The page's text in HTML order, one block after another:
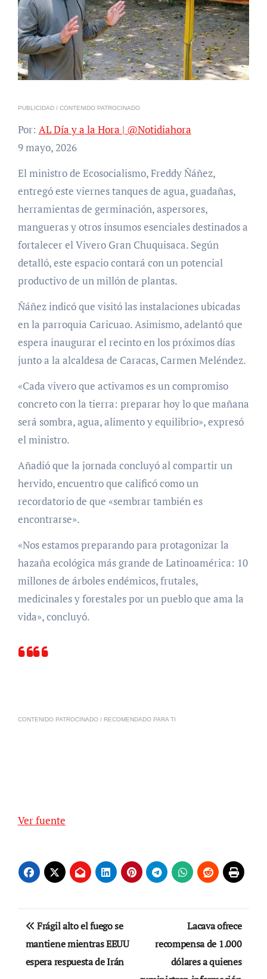
PUBLICIDAD / CONTENIDO PATROCINADO
Por: AL Día y a la Hora | @Notidiahora
9 mayo, 2026
El ministro de Ecosocialismo, Freddy Ñáñez,
entregó este viernes tanques de agua, guadañas,
herramientas de germinación, aspersores,
mangueras y otros insumos esenciales destinados a
fortalecer el Vivero Gran Chuquisaca. Según
detalló, este espacio contará con un potencial
productivo de un millón de plantas.
Ñáñez indicó que visitó las instalaciones ubicadas
en la parroquia Caricuao. Asimismo, adelantó que
espera inaugurar el recinto en los próximos días
junto a la alcaldesa de Caracas, Carmen Meléndez.
«Cada vivero que activamos es un compromiso
concreto con la tierra: preparar hoy lo que mañana
será sombra, agua, alimento y equilibrio», expresó
el ministro.
Añadió que la jornada concluyó al compartir un
hervido, encuentro que calificó como un
recordatorio de que «sembrar también es
encontrarse».
«Nos estamos preparando para protagonizar la
hazaña ecológica más grande de Latinoamérica: 10
millones de árboles endémicos, frutales,
medicinales y forestales por un pueblo que ama la
vida», concluyó.
CONTENIDO PATROCINADO / RECOMENDADO PARA TI
Ver fuente
Navegación
de
entradas
Frágil alto el fuego se
mantiene mientras EEUU
espera respuesta de Irán
Lacava ofrece
recompensa de 1.000
dólares a quienes